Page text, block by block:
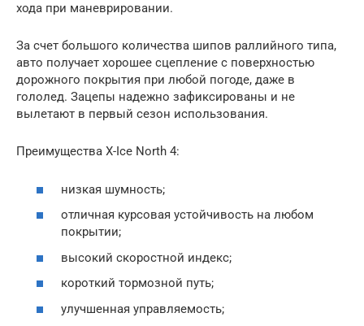
хода при маневрировании.
За счет большого количества шипов раллийного типа,
авто получает хорошее сцепление с поверхностью
дорожного покрытия при любой погоде, даже в
гололед. Зацепы надежно зафиксированы и не
вылетают в первый сезон использования.
Преимущества X-Ice North 4:
низкая шумность;
отличная курсовая устойчивость на любом
покрытии;
высокий скоростной индекс;
короткий тормозной путь;
улучшенная управляемость;